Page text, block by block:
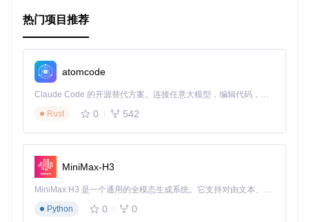
热门项目推荐
atomcode
Claude Code 的开源替代方案。连接任意大模型，编辑代码，运行命令，自动验证 — 全自动执行。用 Rust 构建，极致性能。 ｜ An open-source alternative to Claude Code. Connect any LLM, edit code, run commands, and verify changes — autonomously. Built in Rust for speed. Get Started
Rust
0 542
MiniMax-H3
MiniMax H3 是一个通用的全模态生成系统。它支持对由文本、图像、视频和音频组成的多模态上下文进行统一理解，并能生成分辨率高达 2K、时长可达 15 秒的带原生立体声音频的视频。得益于面向任务泛化的系统设计，H3 在预训练阶段就已具备广泛的多模态上下文理解与生成能力，能够出色地执行复杂的多模态指令。
Python
0 0